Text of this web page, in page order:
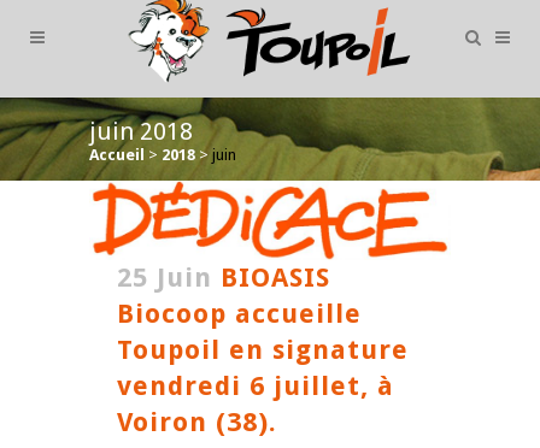
juin 2018
Accueil > 2018 > juin
25 Juin BIOASIS
Biocoop accueille
Toupoil en signature
vendredi 6 juillet, à
Voiron (38).